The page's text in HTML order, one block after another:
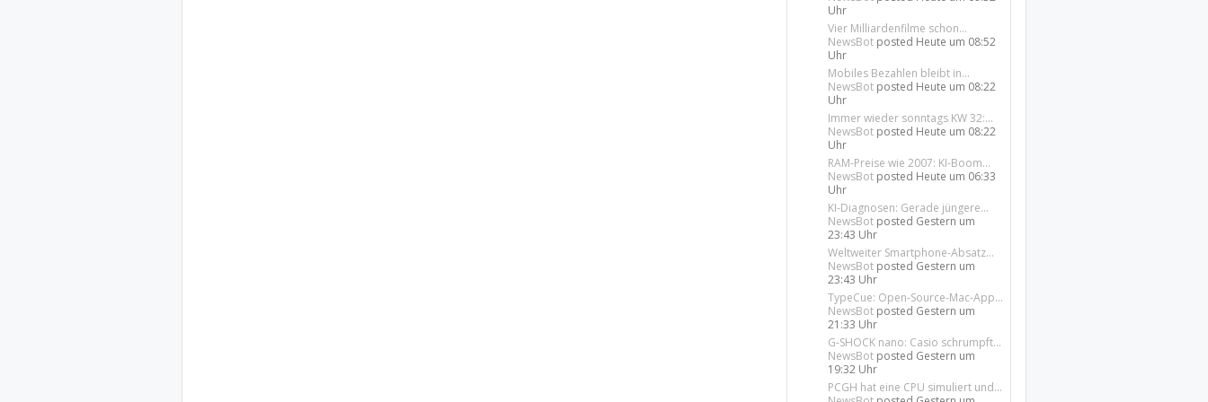
Uhr
Vier Milliardenfilme schon...
NewsBot posted Heute um 08:52
Uhr
Mobiles Bezahlen bleibt in...
NewsBot posted Heute um 08:22
Uhr
Immer wieder sonntags KW 32:...
NewsBot posted Heute um 08:22
Uhr
RAM-Preise wie 2007: KI-Boom...
NewsBot posted Heute um 06:33
Uhr
KI-Diagnosen: Gerade jüngere...
NewsBot posted Gestern um
23:43 Uhr
Weltweiter Smartphone-Absatz...
NewsBot posted Gestern um
23:43 Uhr
TypeCue: Open-Source-Mac-App...
NewsBot posted Gestern um
21:33 Uhr
G-SHOCK nano: Casio schrumpft...
NewsBot posted Gestern um
19:32 Uhr
PCGH hat eine CPU simuliert und...